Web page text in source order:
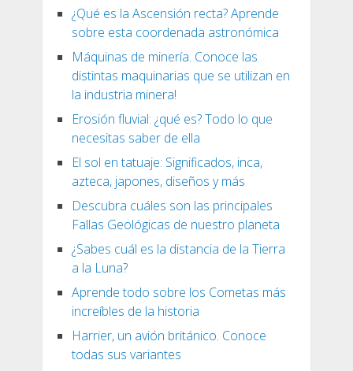
¿Qué es la Ascensión recta? Aprende
sobre esta coordenada astronómica
Máquinas de minería. Conoce las
distintas maquinarias que se utilizan en
la industria minera!
Erosión fluvial: ¿qué es? Todo lo que
necesitas saber de ella
El sol en tatuaje: Significados, inca,
azteca, japones, diseños y más
Descubra cuáles son las principales
Fallas Geológicas de nuestro planeta
¿Sabes cuál es la distancia de la Tierra
a la Luna?
Aprende todo sobre los Cometas más
increíbles de la historia
Harrier, un avión británico. Conoce
todas sus variantes